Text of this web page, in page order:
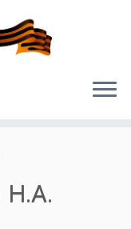
Н.А.